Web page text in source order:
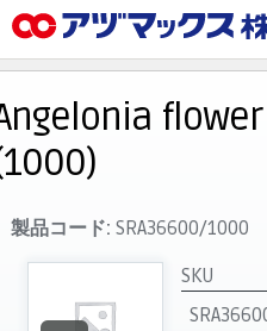
お気に入り
お買い物カゴ
ご注文
マイページ
主要取扱ブランド
flower
製品コード: SRA36600/1000
SKU